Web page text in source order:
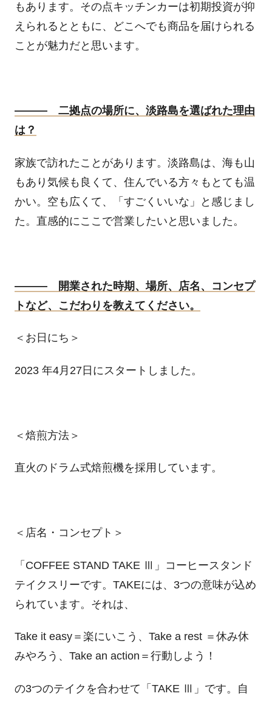
もあります。その点キッチンカーは初期投資が抑
えられるとともに、どこへでも商品を届けられる
ことが魅力だと思います。
――― 二拠点の場所に、淡路島を選ばれた理由
は？
家族で訪れたことがあります。淡路島は、海も山
もあり気候も良くて、住んでいる方々もとても温
かい。空も広くて、「すごくいいな」と感じまし
た。直感的にここで営業したいと思いました。
――― 開業された時期、場所、店名、コンセプ
トなど、こだわりを教えてください。
＜お日にち＞
2023 年4月 27日にスタートしました。
＜焙煎方法＞
直火のドラム式焙煎機を採用しています。
＜店名・コンセプト＞
「 COFFEE STAND TAKE Ⅲ」コーヒースタンド
テイクスリーです。 TAKEには、 3つの意味が込め
られています。それは、
Take it easy＝楽にいこう、 Take a rest ＝休み休
みやろう、 Take an action ＝行動しよう！
の3つのテイクを合わせて「 TAKE Ⅲ」です。自